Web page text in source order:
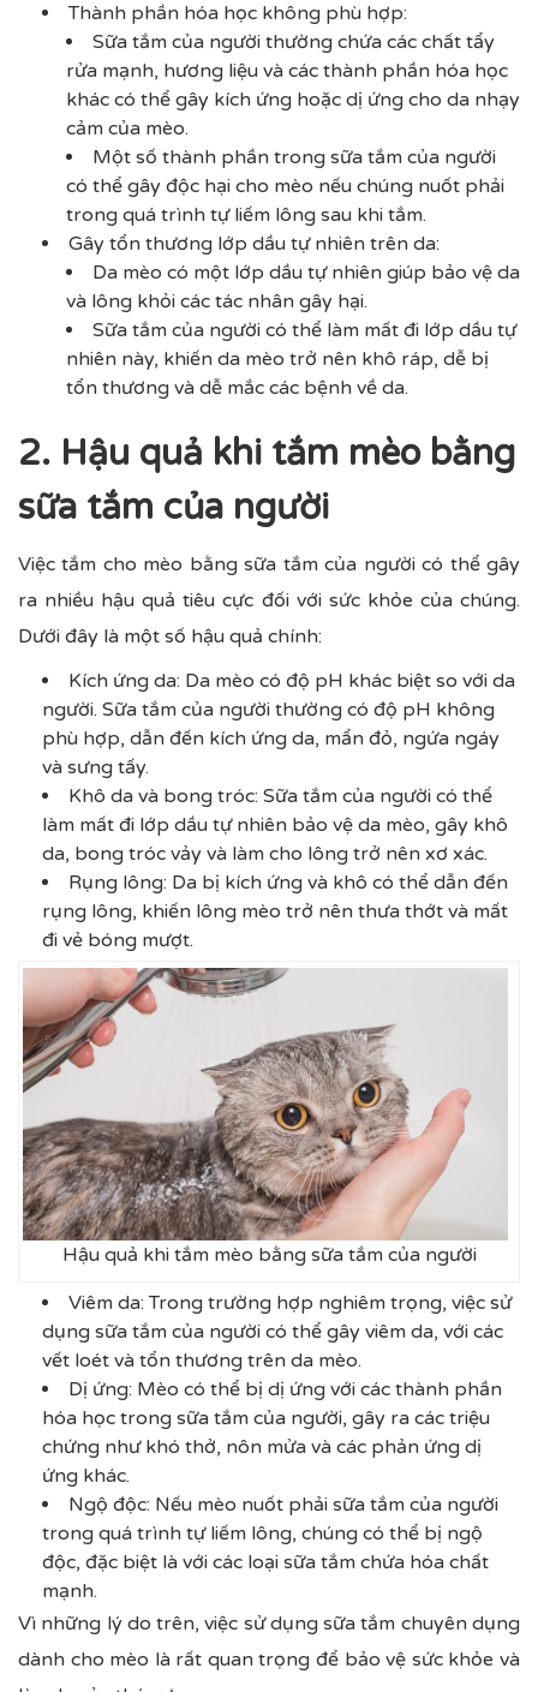
Thành phần hóa học không phù hợp:
Sữa tắm của người thường chứa các chất tẩy
rửa mạnh, hương liệu và các thành phần hóa học
khác có thể gây kích ứng hoặc dị ứng cho da nhạy
cảm của mèo.
Một số thành phần trong sữa tắm của người
có thể gây độc hại cho mèo nếu chúng nuốt phải
trong quá trình tự liếm lông sau khi tắm.
Gây tổn thương lớp dầu tự nhiên trên da:
Da mèo có một lớp dầu tự nhiên giúp bảo vệ da
và lông khỏi các tác nhân gây hại.
Sữa tắm của người có thể làm mất đi lớp dầu tự
nhiên này, khiến da mèo trở nên khô ráp, dễ bị
tổn thương và dễ mắc các bệnh về da.
2. Hậu quả khi tắm mèo bằng
sữa tắm của người
Việc tắm cho mèo bằng sữa tắm của người có thể gây
ra nhiều hậu quả tiêu cực đối với sức khỏe của chúng.
Dưới đây là một số hậu quả chính:
Kích ứng da: Da mèo có độ pH khác biệt so với da
người. Sữa tắm của người thường có độ pH không
phù hợp, dẫn đến kích ứng da, mẩn đỏ, ngứa ngáy
và sưng tấy.
Khô da và bong tróc: Sữa tắm của người có thể
làm mất đi lớp dầu tự nhiên bảo vệ da mèo, gây khô
da, bong tróc vảy và làm cho lông trở nên xơ xác.
Rụng lông: Da bị kích ứng và khô có thể dẫn đến
rụng lông, khiến lông mèo trở nên thưa thớt và mất
đi vẻ bóng mượt.
Hậu quả khi tắm mèo bằng sữa tắm của người
Viêm da: Trong trường hợp nghiêm trọng, việc sử
dụng sữa tắm của người có thể gây viêm da, với các
vết loét và tổn thương trên da mèo.
Dị ứng: Mèo có thể bị dị ứng với các thành phần
hóa học trong sữa tắm của người, gây ra các triệu
chứng như khó thở, nôn mửa và các phản ứng dị
ứng khác.
Ngộ độc: Nếu mèo nuốt phải sữa tắm của người
trong quá trình tự liếm lông, chúng có thể bị ngộ
độc, đặc biệt là với các loại sữa tắm chứa hóa chất
mạnh.
Vì những lý do trên, việc sử dụng sữa tắm chuyên dụng
dành cho mèo là rất quan trọng để bảo vệ sức khỏe và